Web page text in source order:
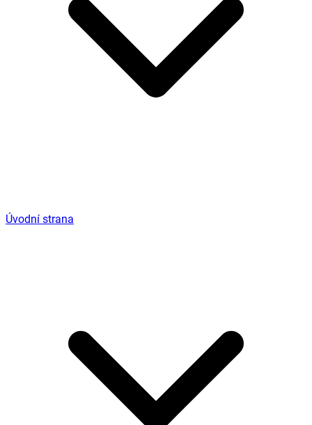
Úvodní strana